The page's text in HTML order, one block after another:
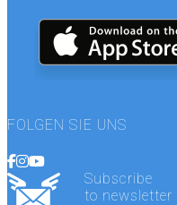
FOLGEN SIE UNS
Subscribe
to newsletter